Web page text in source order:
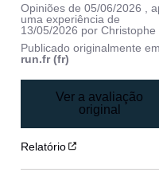
Opiniões de05/06/2026
,
uma experiência de
13/05/2026 porChristophe
Publicado originalmente
run.fr (fr)
Ver a avaliação
original
Relatório